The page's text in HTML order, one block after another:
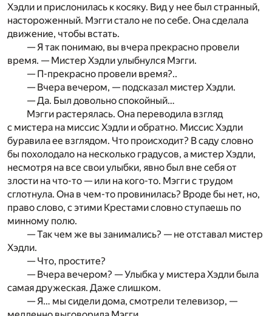
Хэдли и прислонилась к косяку. Вид у нее был странный,
настороженный. Мэгги стало не по себе. Она сделала
движение, чтобы встать.
— Я так понимаю, вы вчера прекрасно провели
время. — Мистер Хэдли улыбнулся Мэгги.
— П-прекрасно провели время?..
— Вчера вечером, — подсказал мистер Хэдли.
— Да. Был довольно спокойный…
Мэгги растерялась. Она переводила взгляд
с мистера на миссис Хэдли и обратно. Миссис Хэдли
буравила ее взглядом. Что происходит? В саду словно
бы похолодало на несколько градусов, а мистер Хэдли,
несмотря на все свои улыбки, явно был вне себя от
злости на что-то — или на кого-то. Мэгги с трудом
сглотнула. Она в чем-то провинилась? Вроде бы нет, но,
право слово, с этими Крестами словно ступаешь по
минному полю.
— Так чем же вы занимались? — не отставал мистер
Хэдли.
— Что, простите?
— Вчера вечером? — Улыбка у мистера Хэдли была
самая дружеская. Даже слишком.
— Я… мы сидели дома, смотрели телевизор, —